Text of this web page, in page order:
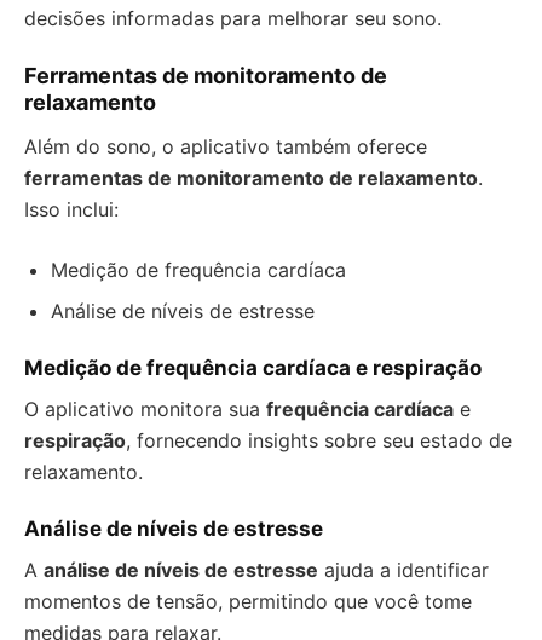
decisões informadas para melhorar seu sono.
Ferramentas de monitoramento de
relaxamento
Além do sono, o aplicativo também oferece
ferramentas de monitoramento de relaxamento.
Isso inclui:
Medição de frequência cardíaca
Análise de níveis de estresse
Medição de frequência cardíaca e respiração
O aplicativo monitora sua frequência cardíaca e
respiração, fornecendo insights sobre seu estado de
relaxamento.
Análise de níveis de estresse
A análise de níveis de estresse ajuda a identificar
momentos de tensão, permitindo que você tome
medidas para relaxar.